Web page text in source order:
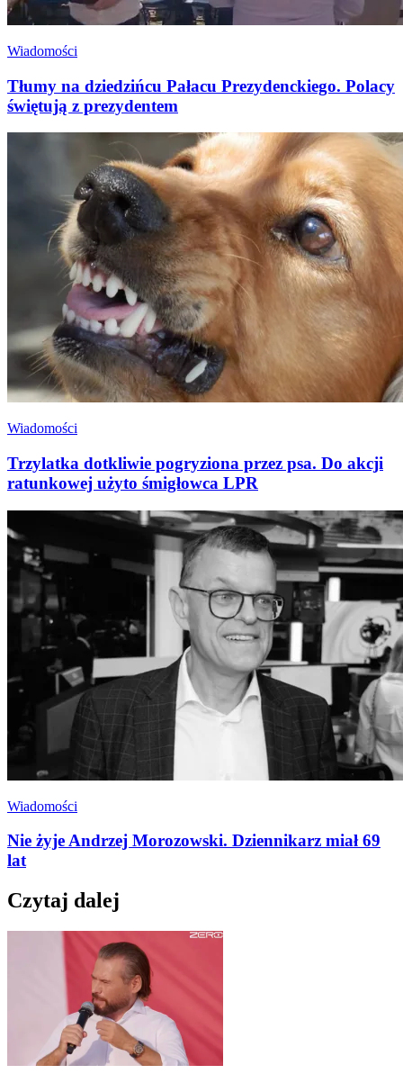
Wiadomości
Tłumy na dziedzińcu Pałacu Prezydenckiego. Polacy
świętują z prezydentem
Wiadomości
Trzylatka dotkliwie pogryziona przez psa. Do akcji
ratunkowej użyto śmigłowca LPR
Wiadomości
Nie żyje Andrzej Morozowski. Dziennikarz miał 69
lat
Czytaj dalej